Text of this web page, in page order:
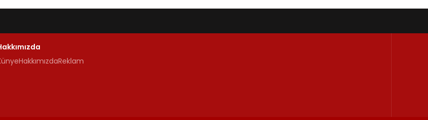
HakkımızdaReklam